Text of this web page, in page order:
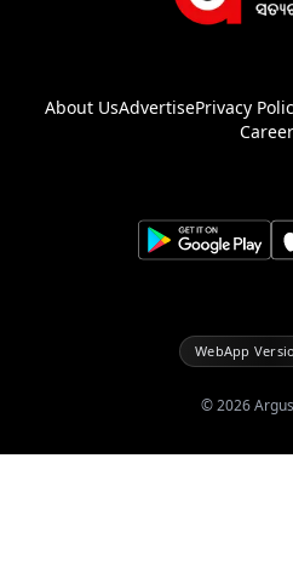
About UsAdvertisePrivacy
WebApp
©2026